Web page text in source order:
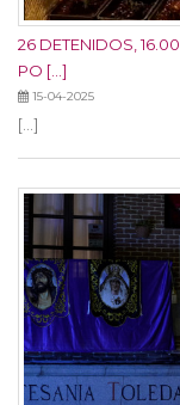
26 DETENIDOS,
PO [...]
15-04-2025
[...]